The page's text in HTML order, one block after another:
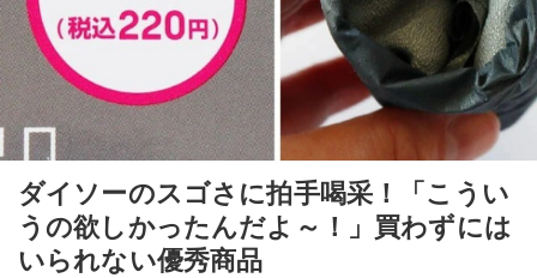
ダイソーのスゴさに拍手喝采！「こうい
うの欲しかったんだよ～！」買わずには
いられない優秀商品